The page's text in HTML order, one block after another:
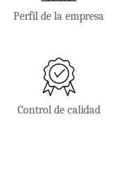
Perfil de la empresa
Control de calidad